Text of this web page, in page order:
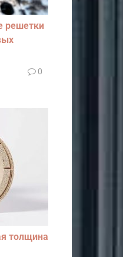
решетки
0
толщина